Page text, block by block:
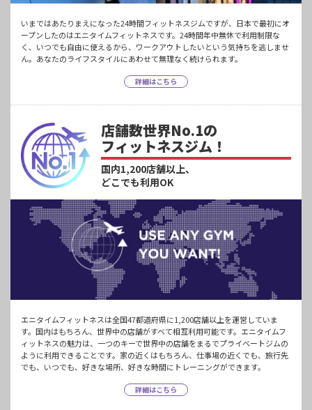
いまではあたりまえになった24時間フィットネスジムですが、日本で最初にオ
ープンしたのはエニタイムフィットネスです。24時間年中無休で利用制限な
く、いつでも自由に使えるから、ワークアウトしたいという気持ちを逃しませ
ん。あなたのライフスタイルにあわせて無理なく続けられます。
詳細はこちら
店舗数世界No.1の
フィットネスジム！
国内1,200店舗以上、
どこでも利用OK
エニタイムフィットネスは全国47都道府県に1,200店舗以上を運営していま
す。国内はもちろん、世界中の店舗がすべて相互利用可能です。エニタイムフ
ィットネスの魅力は、一つのキーで世界中の店舗をまるでプライベートジムの
ように利用できることです。家の近くはもちろん、仕事場の近くでも、旅行先
でも、いつでも、好きな場所、好きな時間にトレーニングができます。
詳細はこちら